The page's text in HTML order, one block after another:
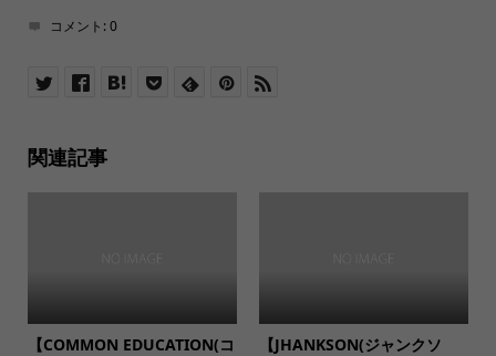
コメント:0
関連記事
【COMMON EDUCATION(コ
【JHANKSON(ジャンクソ